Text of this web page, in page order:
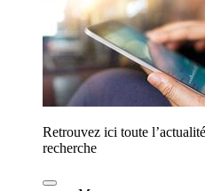
Retrouvez ici toute
recherche